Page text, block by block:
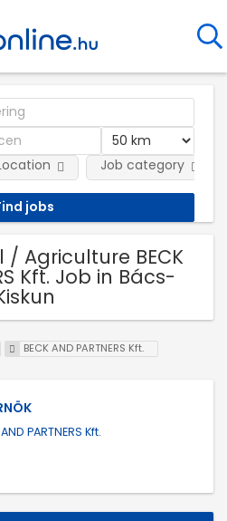
Job category
/ Agriculture BECK
Kft. Job in Bács-
BECK AND PARTNERS Kft.
PARTNERS Kft.